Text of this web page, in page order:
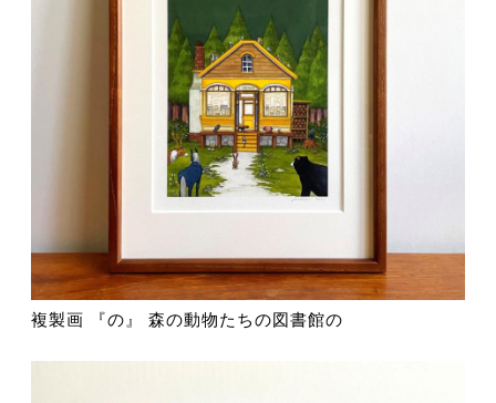
複製画 『の』 森の動物たちの図書館の